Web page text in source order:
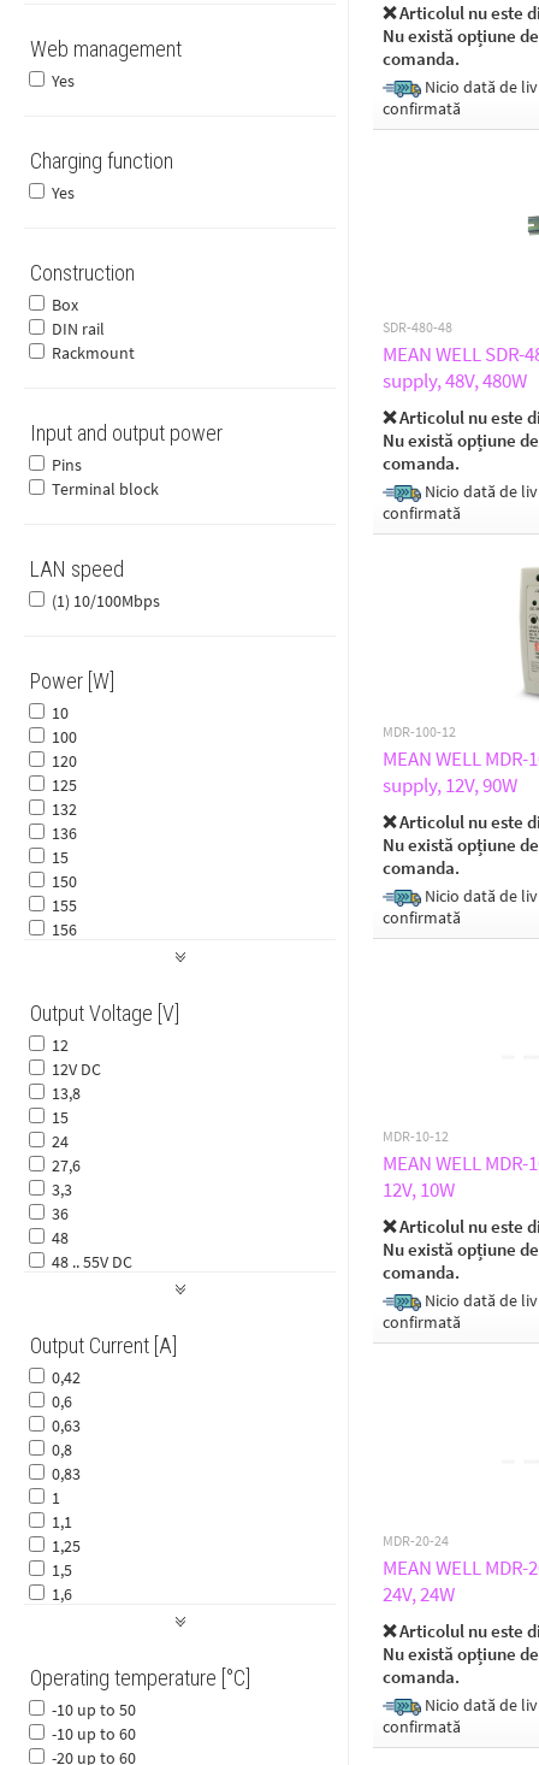
Web management
Yes
Charging function
Yes
Construction
Box
DIN rail
Rackmount
Input and output power
Pins
Terminal block
LAN speed
(1) 10/100Mbps
Power [W]
10
100
120
125
132
136
15
150
155
156
24
240
25
320
36
360
40
48
480
50
500
54
75
76
77
85
90
960
Output Voltage [V]
12
12V DC
13,8
15
24
27,6
3,3
36
48
48 .. 55V DC
56
Output Current [A]
0,42
0,6
0,63
0,8
0,83
1
1,1
1,25
1,5
1,6
11
11,5
12,5
Operating temperature [°C]
-10 up to 50
-10 up to 60
-20 up to 60
❌ Articolul nu este
Nu există opțiune
comanda.
Nicio dată de
confirmată
SDR-480-48
MEAN WELL
supply, 48V, 480W
❌ Articolul nu este
Nu există opțiune
comanda.
Nicio dată de
confirmată
MDR-100-12
MEAN WELL
supply, 12V, 90W
❌ Articolul nu este
Nu există opțiune
comanda.
Nicio dată de
confirmată
MDR-10-12
MEAN WELL
12V, 10W
❌ Articolul nu este
Nu există opțiune
comanda.
Nicio dată de
confirmată
MDR-20-24
MEAN WELL
24V, 24W
❌ Articolul nu este
Nu există opțiune
comanda.
Nicio dată de
confirmată